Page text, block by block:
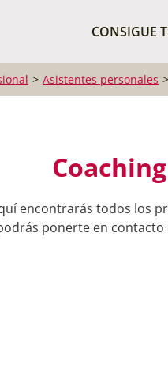
CONSIGUE
Asistentes personales
encontrarás todos los
ponerte en